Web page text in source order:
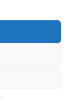
reservados